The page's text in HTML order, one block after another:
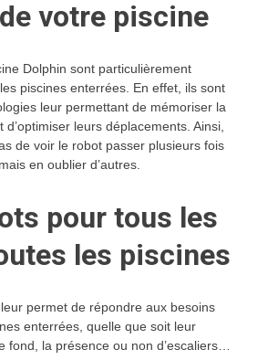
votre piscine
Dolphin sont particulièrement
piscines enterrées. En effet, ils sont
leur permettant de mémoriser la
leurs déplacements. Ainsi,
de voir le robot passer plusieurs fois
en oublier d’autres.
pour tous les
les piscines
permet de répondre aux besoins
enterrées, quelle que soit leur
fond, la présence ou non d’escaliers…